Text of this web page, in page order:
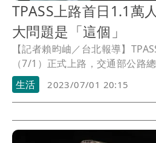
TPASS上路首日1.1
大問題是「這個」
【記者賴昀岫／台北報導】
（7/1）正式上路，交通部公路
月票搭乘人次約1.1萬人次，各大
人次包含台北捷運約7萬人次，
雄捷運約1.2萬人次。目前遇到
眾不清楚使用TPASS要走專用
至生活圈以外，因越區出現被扣
生活 2023/07/01 20:15